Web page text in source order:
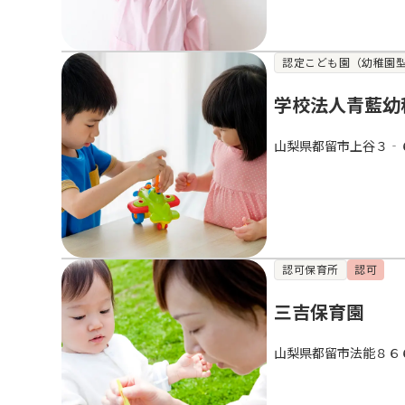
認定こども園（幼稚園型
学校法人青藍
山梨県都留市上谷３
認可保育所 認可
三吉保育園
山梨県都留市法能８６